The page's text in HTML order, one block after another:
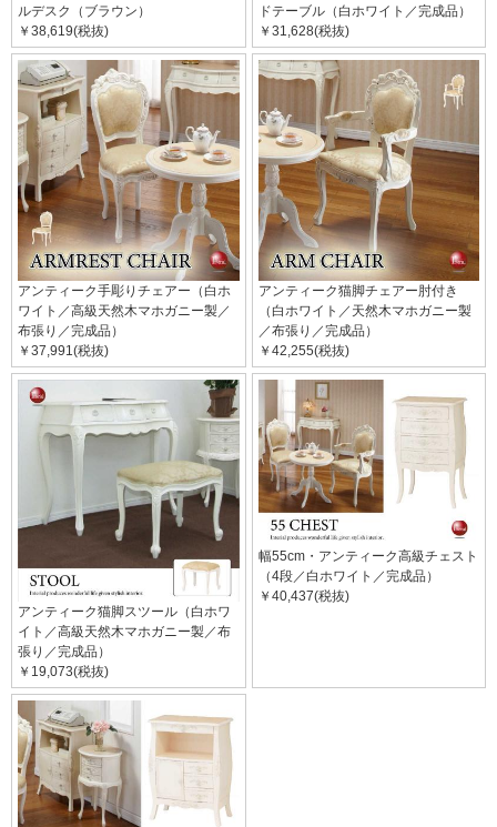
ルデスク（ブラウン）
￥38,619(税抜)
ドテーブル（白ホワイト／完成品）
￥31,628(税抜)
アンティーク手彫りチェアー（白ホ
ワイト／高級天然木マホガニー製／
布張り／完成品）
￥37,991(税抜)
アンティーク猫脚チェアー肘付き
（白ホワイト／天然木マホガニー製
／布張り／完成品）
￥42,255(税抜)
アンティーク猫脚スツール（白ホワ
イト／高級天然木マホガニー製／布
張り／完成品）
￥19,073(税抜)
幅55cm・アンティーク高級チェスト
（4段／白ホワイト／完成品）
￥40,437(税抜)